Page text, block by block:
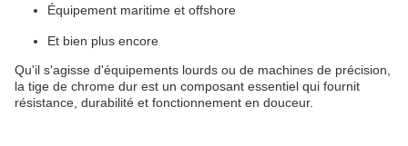
Équipement maritime et offshore
Et bien plus encore
Qu'il s'agisse d'équipements lourds ou de machines de précision,
la tige de chrome dur est un composant essentiel qui fournit
résistance, durabilité et fonctionnement en douceur.